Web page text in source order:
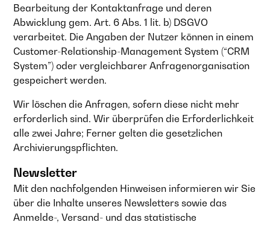
Bearbeitung der Kontaktanfrage und deren
Abwicklung gem. Art. 6 Abs. 1 lit. b) DSGVO
verarbeitet. Die Angaben der Nutzer können in einem
Customer-Relationship-Management System (“CRM
System”) oder vergleichbarer Anfragenorganisation
gespeichert werden.
Wir löschen die Anfragen, sofern diese nicht mehr
erforderlich sind. Wir überprüfen die Erforderlichkeit
alle zwei Jahre; Ferner gelten die gesetzlichen
Archivierungspflichten.
Newsletter
Mit den nachfolgenden Hinweisen informieren wir Sie
über die Inhalte unseres Newsletters sowie das
Anmelde-, Versand- und das statistische